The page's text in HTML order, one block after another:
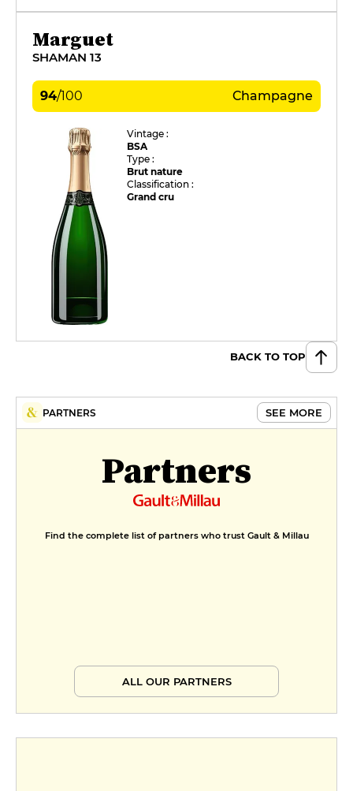
Marguet
SHAMAN 13
94/100 Champagne
Vintage :
BSA
Type :
Brut nature
Classification :
Grand cru
BACK TO TOP
PARTNERS SEE MORE
Partners
Find the complete list of partners who trust Gault & Millau
ALL OUR PARTNERS